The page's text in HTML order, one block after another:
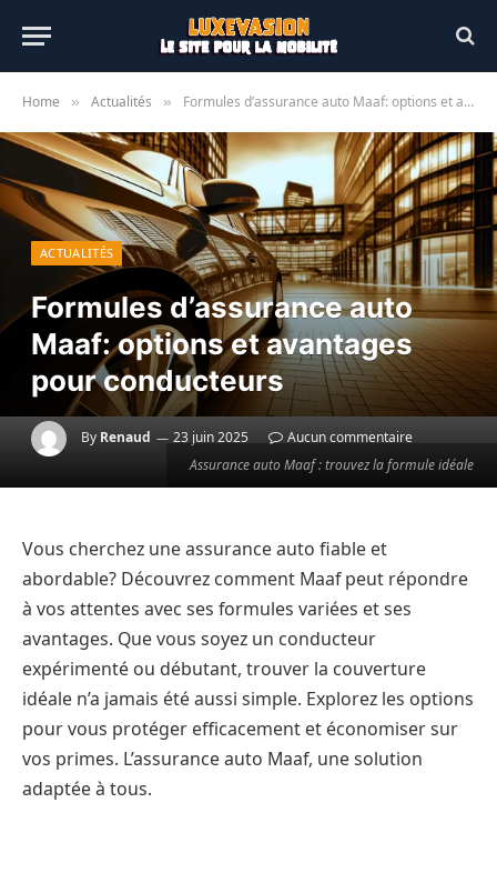
Home » Actualités » Formules d’assurance auto Maaf: options et avantages pour conducteurs
Assurance auto Maaf : trouvez la formule idéale
ACTUALITÉS
Formules d’assurance auto
Maaf: options et avantages
pour conducteurs
By Renaud 23 juin 2025 Aucun commentaire
Vous cherchez une assurance auto fiable et
abordable? Découvrez comment Maaf peut répondre
à vos attentes avec ses formules variées et ses
avantages. Que vous soyez un conducteur
expérimenté ou débutant, trouver la couverture
idéale n’a jamais été aussi simple. Explorez les options
pour vous protéger efficacement et économiser sur
vos primes. L’assurance auto Maaf, une solution
adaptée à tous.